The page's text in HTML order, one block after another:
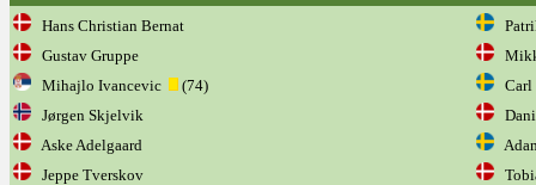
Hans Christian Bernat
Gustav Gruppe
Mihajlo Ivancevic
(74)
Carl
Jørgen Skjelvik
Aske Adelgaard
Jeppe Tverskov